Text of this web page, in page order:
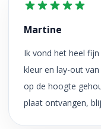
Martine
Ik vond het heel
kleur en lay-out
op de hoogte
plaat ontvangen,